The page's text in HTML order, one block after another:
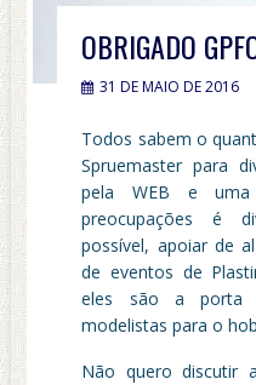
OBRIGADO
31 DE MAIO DE 2016
Todos sabem o
Spruemaster para
pela WEB e uma
preocupações é
possível, apoiar de
de eventos de
eles são a porta
modelistas para o
Não quero discutir